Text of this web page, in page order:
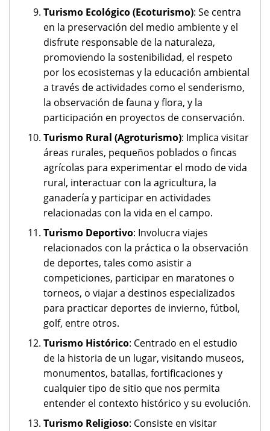
Turismo Ecológico (Ecoturismo): Se centra
en la preservación del medio ambiente y el
disfrute responsable de la naturaleza,
promoviendo la sostenibilidad, el respeto
por los ecosistemas y la educación ambiental
a través de actividades como el senderismo,
la observación de fauna y flora, y la
participación en proyectos de conservación.
Turismo Rural (Agroturismo): Implica visitar
áreas rurales, pequeños poblados o fincas
agrícolas para experimentar el modo de vida
rural, interactuar con la agricultura, la
ganadería y participar en actividades
relacionadas con la vida en el campo.
Turismo Deportivo: Involucra viajes
relacionados con la práctica o la observación
de deportes, tales como asistir a
competiciones, participar en maratones o
torneos, o viajar a destinos especializados
para practicar deportes de invierno, fútbol,
golf, entre otros.
Turismo Histórico: Centrado en el estudio
de la historia de un lugar, visitando museos,
monumentos, batallas, fortificaciones y
cualquier tipo de sitio que nos permita
entender el contexto histórico y su evolución.
Turismo Religioso: Consiste en visitar